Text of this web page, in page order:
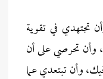
في تقوية
وأن تحرصي على أن
وأن تبتعدي عما